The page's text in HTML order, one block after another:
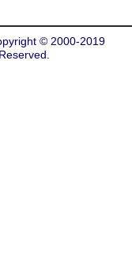
© 2000-2019